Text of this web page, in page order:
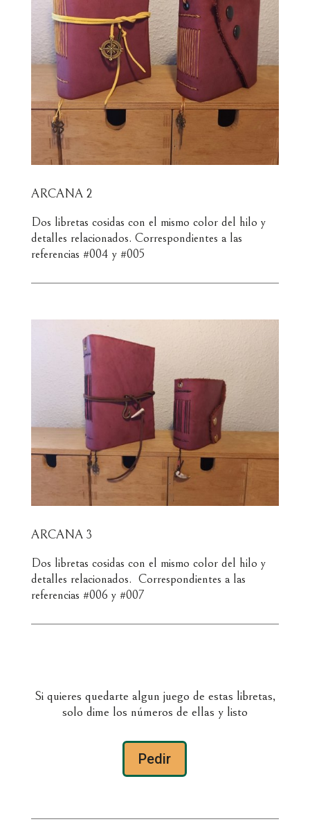
ARCANA 2
Dos libretas cosidas con el mismo color del hilo y
detalles relacionados. Correspondientes a las
referencias #004 y #005
ARCANA 3
Dos libretas cosidas con el mismo color del hilo y
detalles relacionados. Correspondientes a las
referencias #006 y #007
Si quieres quedarte algun juego de estas libretas,
solo dime los números de ellas y listo
Pedir